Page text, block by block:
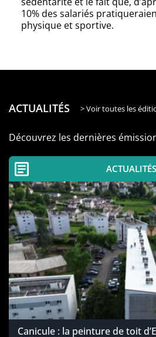
10% des salariés
physique et sportive.
ACTUALITÉS > Voir toutes les
Découvrez les dernières
ACTUALITÉS
Canicule : la peinture de toit